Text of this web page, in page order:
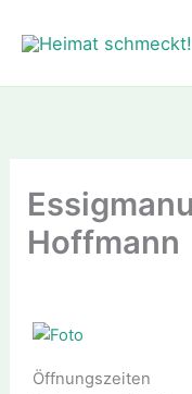
Inhalt
Hoffmann
Öffnungszeiten